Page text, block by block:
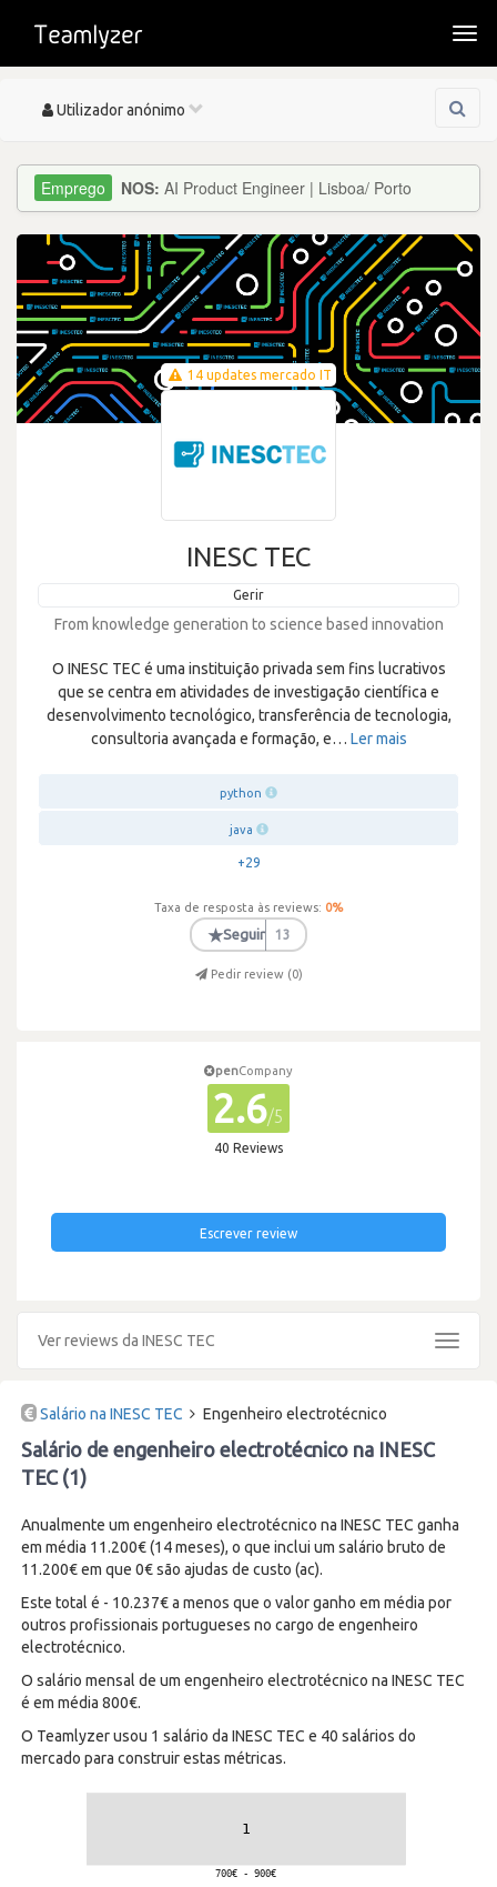
Toggle
Utilizador anónimo
NOS: AI Product Engineer | Lisboa/ Porto
14 updates mercado IT
INESC TEC
Gerir
From knowledge generation to science based innovation
O INESC TEC é uma instituição privada sem fins lucrativos
que se centra em atividades de investigação científica e
desenvolvimento tecnológico, transferência de tecnologia,
consultoria avançada e formação, e… Ler mais
python
java
+29
Taxa de resposta às reviews: 0%
★Seguir 13
Pedir review (0)
penCompany
2.6/5
40 Reviews
Escrever review
Ver reviews da INESC TEC
Toggle
Salário na INESC TEC Engenheiro electrotécnico
Salário de engenheiro electrotécnico na INESC
TEC (1)
Anualmente um engenheiro electrotécnico na INESC TEC ganha
em média 11.200€ (14 meses), o que inclui um salário bruto de
11.200€ em que 0€ são ajudas de custo (ac).
Este total é - 10.237€ a menos que o valor ganho em média por
outros profissionais portugueses no cargo de engenheiro
electrotécnico.
O salário mensal de um engenheiro electrotécnico na INESC TEC
é em média 800€.
O Teamlyzer usou 1 salário da INESC TEC e 40 salários do
mercado para construir estas métricas.